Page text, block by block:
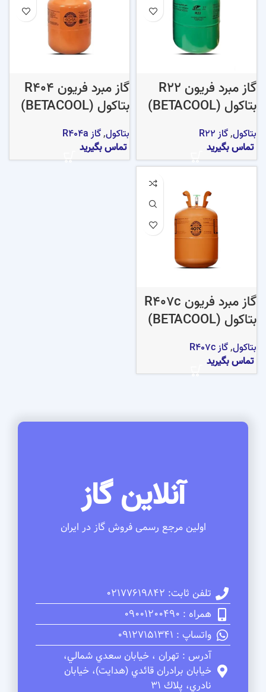
گاز مبرد فریون R22
بتاکول (BETACOOL)
بتاکول,گاز R22
تماس بگیرید
گاز مبرد فریون R404
بتاکول (BETACOOL)
بتاکول,گاز R404a
تماس بگیرید
گاز مبرد فریون R407c
بتاکول (BETACOOL)
بتاکول,گاز R407c
تماس بگیرید
آنلاین گاز
اولین مرجع رسمی فروش گاز در ایران
تلفن ثابت: 02177619842
همراه : 09001200490
واتساپ : 09127151341
آدرس : تهران ، خيابان سعدي شمالي،
خيابان برادران قائدي (هدايت)، خيابان
نادري، پلاك 31